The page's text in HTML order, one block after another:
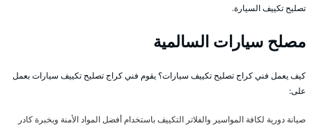
تصليح تكييف السيارة.
مصلح سيارات السالمية
كيف يعمل فني كراج تصليح تكييف سيارات؟ يقوم فني كراج تصليح تكييف سيارات بعمل
على:
صيانة دورية لكافة المواسير والفلاتر التكييف باستخدام أفضل المواد الأمنة وبخبرة كادر